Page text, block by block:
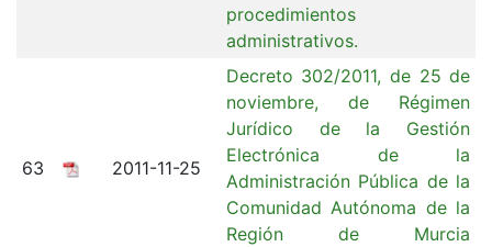
procedimientos
administrativos.
63 2011-11-25
Decreto 302/2011, de 25 de
noviembre, de Régimen
Jurídico de la Gestión
Electrónica de la
Administración Pública de la
Comunidad Autónoma de la
Región de Murcia